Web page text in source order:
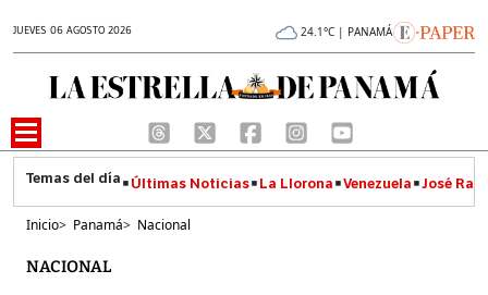
JUEVES 06 AGOSTO 2026 24.1°C | PANAMÁ
Últimas Noticias La Llorona Venezuela José
Inicio> Panamá> Nacional
NACIONAL